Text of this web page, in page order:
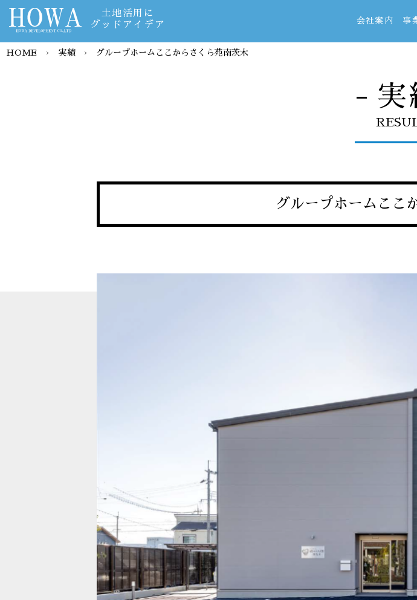
土地活用に
グッドアイデア
会社案内 事
- 実
HOME › 実績› グループホームここからさくら苑南茨木
グループホームここ